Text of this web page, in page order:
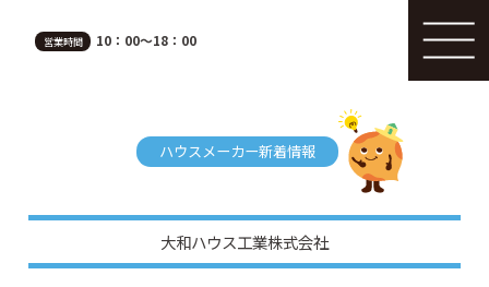
営業時間 10：00～18：00
ハウスメーカー新着情報
大和ハウス工業株式会社